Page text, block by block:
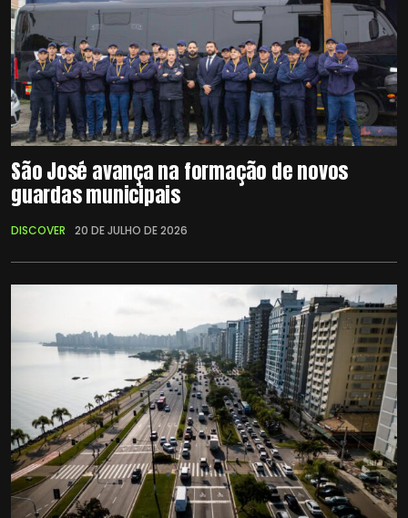
São José avança na formação de novos
guardas municipais
DISCOVER 20 DE JULHO DE 2026